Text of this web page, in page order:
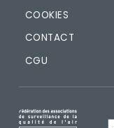
COOKIES
CONTACT
CGU
IMAGE